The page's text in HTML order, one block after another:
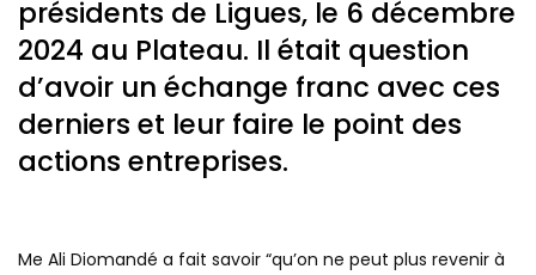
présidents de Ligues, le 6 décembre
2024 au Plateau. Il était question
d’avoir un échange franc avec ces
derniers et leur faire le point des
actions entreprises.
Me Ali Diomandé a fait savoir “qu’on ne peut plus revenir à